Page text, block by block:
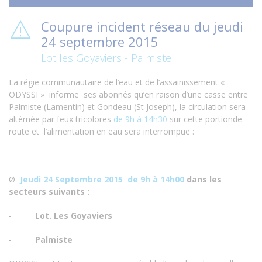
Coupure incident réseau du jeudi
24 septembre 2015
Lot les Goyaviers - Palmiste
La régie communautaire de l’eau et de l’assainissement «
ODYSSI » informe ses abonnés qu’en raison d’une casse entre
Palmiste (Lamentin) et Gondeau (St Joseph), la circulation sera
altérnée par feux tricolores de 9h à 14h30 sur cette portionde
route et l’alimentation en eau sera interrompue :
Ø Jeudi 24 Septembre 2015 de 9h à 14h00 dans les
secteurs suivants :
- Lot. Les Goyaviers
- Palmiste